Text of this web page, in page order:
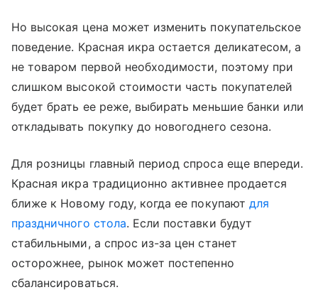
Но высокая цена может изменить покупательское
поведение. Красная икра остается деликатесом, а
не товаром первой необходимости, поэтому при
слишком высокой стоимости часть покупателей
будет брать ее реже, выбирать меньшие банки или
откладывать покупку до новогоднего сезона.
Для розницы главный период спроса еще впереди.
Красная икра традиционно активнее продается
ближе к Новому году, когда ее покупают для
праздничного стола. Если поставки будут
стабильными, а спрос из-за цен станет
осторожнее, рынок может постепенно
сбалансироваться.